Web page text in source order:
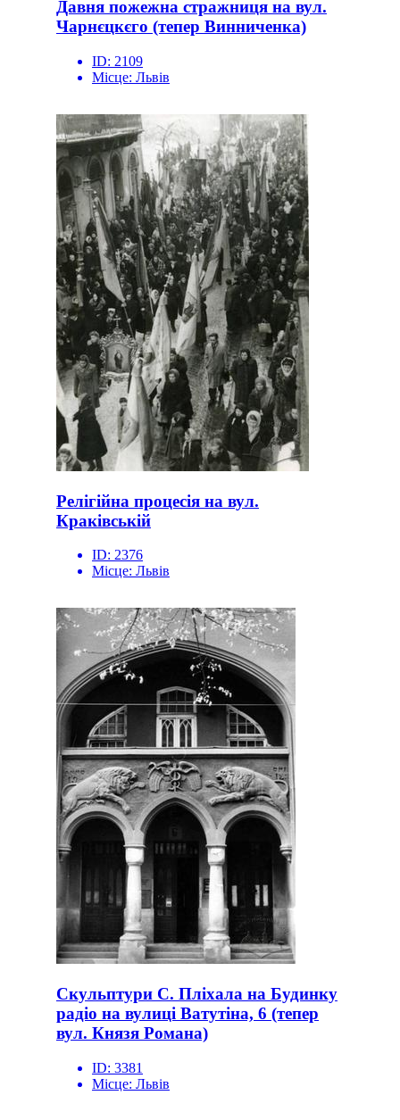
Давня пожежна стражниця на вул.
Чарнєцкєго (тепер Винниченка)
ID: 2109
Місце: Львів
Релігійна процесія на вул.
Краківській
ID: 2376
Місце: Львів
Скульптури С. Пліхала на Будинку
радіо на вулиці Ватутіна, 6 (тепер
вул. Князя Романа)
ID: 3381
Місце: Львів